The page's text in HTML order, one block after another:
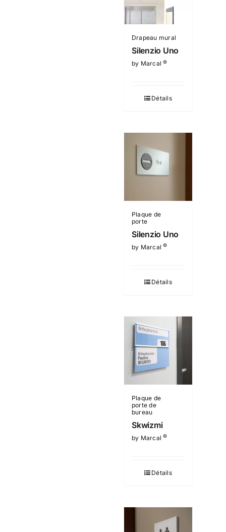
Drapeau mural
Silenzio Uno
by Marcal©
Détails
Plaque de
porte
Silenzio Uno
by Marcal©
Détails
Plaque de
porte de
bureau
Skwizmi
by Marcal©
Détails